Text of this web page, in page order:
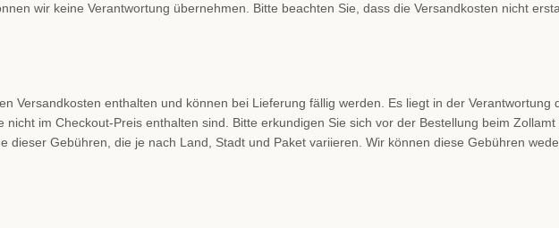
wir keine Verantwortung übernehmen. Bitte beachten Sie, dass die Versandkosten nicht
Versandkosten enthalten und können bei Lieferung fällig werden. Es liegt in der Verantwortung
im Checkout-Preis enthalten sind. Bitte erkundigen Sie sich vor der Bestellung beim
Gebühren, die je nach Land, Stadt und Paket variieren. Wir können diese Gebühren